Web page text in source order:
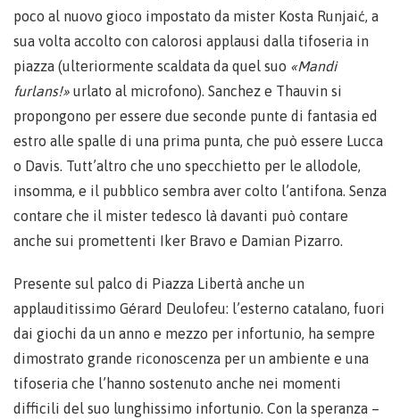
poco al nuovo gioco impostato da mister Kosta Runjaić, a
sua volta accolto con calorosi applausi dalla tifoseria in
piazza (ulteriormente scaldata da quel suo «Mandi
furlans!» urlato al microfono). Sanchez e Thauvin si
propongono per essere due seconde punte di fantasia ed
estro alle spalle di una prima punta, che può essere Lucca
o Davis. Tutt’altro che uno specchietto per le allodole,
insomma, e il pubblico sembra aver colto l’antifona. Senza
contare che il mister tedesco là davanti può contare
anche sui promettenti Iker Bravo e Damian Pizarro.
Presente sul palco di Piazza Libertà anche un
applauditissimo Gérard Deulofeu: l’esterno catalano, fuori
dai giochi da un anno e mezzo per infortunio, ha sempre
dimostrato grande riconoscenza per un ambiente e una
tifoseria che l’hanno sostenuto anche nei momenti
difficili del suo lunghissimo infortunio. Con la speranza –